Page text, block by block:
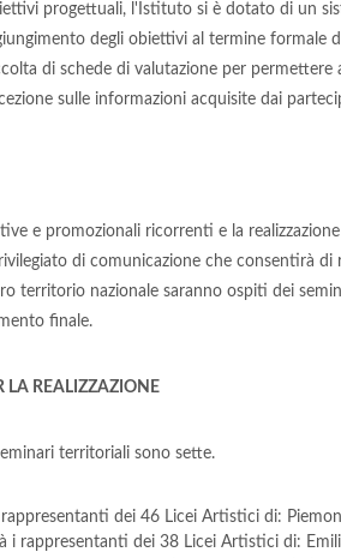
progettuali, l'Istituto si è dotato di un
degli obiettivi al termine
di schede di valutazione per
sulle informazioni acquisite dai
e promozionali ricorrenti e la
di comunicazione che consentirà
territorio nazionale saranno ospiti dei
finale.
LA REALIZZAZIONE
territoriali sono sette.
dei 46 Licei Artistici di:
i rappresentanti dei 38 Licei Artistici di: